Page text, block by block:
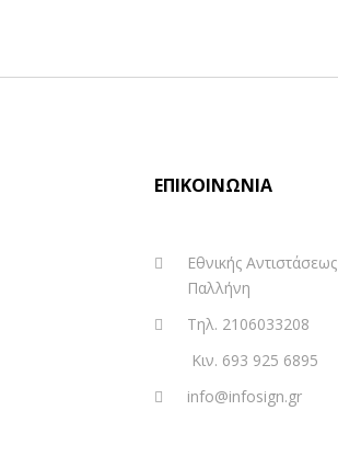
ΕΠΙΚΟΙΝΩΝΊΑ
Εθνικής
Παλλήνη
Τηλ. 2106033208
Κιν. 693 925 6895
info@infosign.gr